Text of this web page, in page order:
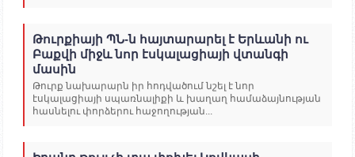
Թուրքիայի ՊՆ-ն հայտարարել է Երևանի ու
Բաքվի միջև նոր էսկալացիայի վտանգի
մասին
Թուրք նախարարն իր հոդվածում նշել է նոր
էսկալացիայի սպառնալիքի և խաղաղ համաձայնության
հասնելու փորձերու հաջողության...